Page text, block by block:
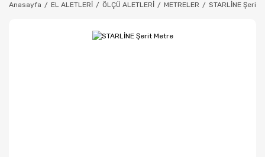
Anasayfa EL ALETLERİ ÖLÇÜ ALETLERİ METRELER STARLİNE Şerit